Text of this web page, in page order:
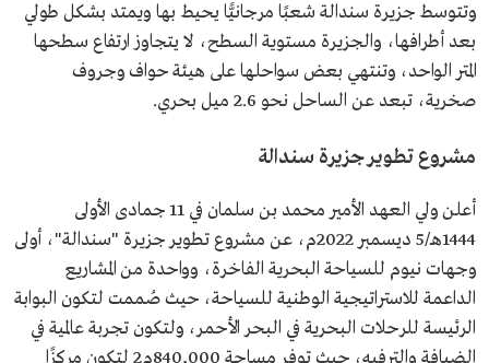
وتتوسط جزيرة سندالة شعبًا مرجانيًّا يحيط بها ويمتد بشكل طولي
بعد أطرافها، والجزيرة مستوية السطح، لا يتجاوز ارتفاع سطحها
المتر الواحد، وتنتهي بعض سواحلها على هيئة حواف وجروف
صخرية، تبعد عن الساحل نحو 2.6 ميل بحري.
مشروع تطوير جزيرة سندالة
أعلن ولي العهد الأمير محمد بن سلمان في 11 جمادى الأولى
1444هـ/5 ديسمبر 2022م، عن مشروع تطوير جزيرة "سندالة"، أولى
وجهات نيوم للسياحة البحرية الفاخرة، وواحدة من المشاريع
الداعمة للاستراتيجية الوطنية للسياحة، حيث صُممت لتكون البوابة
الرئيسة للرحلات البحرية في البحر الأحمر، ولتكون تجربة عالمية في
الضيافة والترفيه، حيث توفر مساحة 840,000م2 لتكون مركزًا